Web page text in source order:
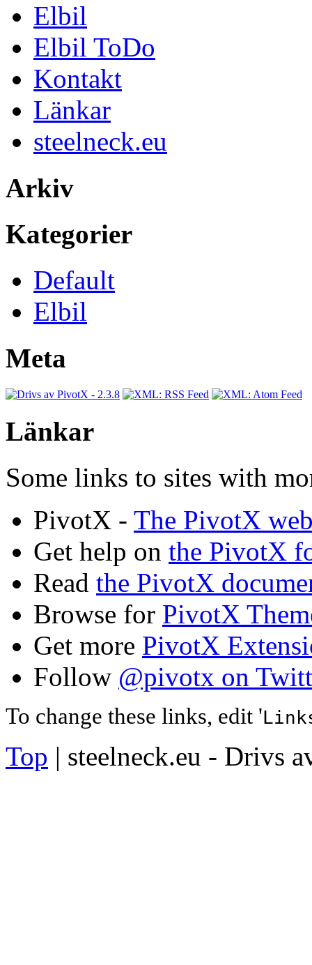
Elbil
Elbil ToDo
Kontakt
Länkar
steelneck.eu
Arkiv
Kategorier
Default
Elbil
Meta
Länkar
Some links to sites with
PivotX - The PivotX
Get help on the PivotX
Read the PivotX
Browse for PivotX
Get more PivotX
Follow @pivotx on
To change these links, edit '
Top | steelneck.eu - Drivs